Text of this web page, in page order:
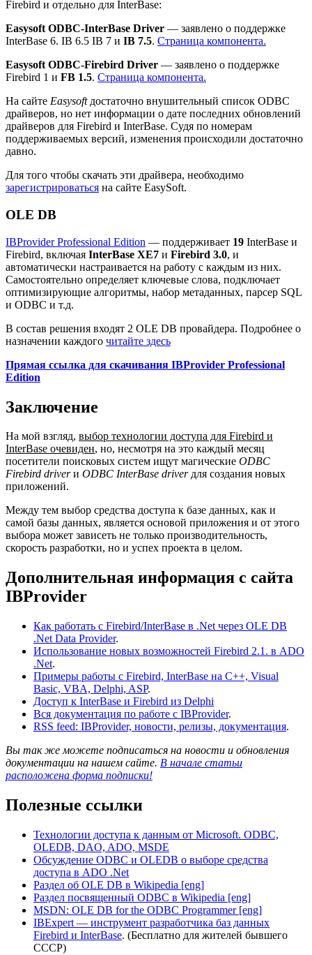
Firebird и отдельно для InterBase:
Easysoft ODBC-InterBase Driver — заявлено о поддержке
InterBase 6. IB 6.5 IB 7 и IB 7.5. Страница компонента.
Easysoft ODBC-Firebird Driver — заявлено о поддержке
Firebird 1 и FB 1.5. Страница компонента.
На сайте Easysoftдостаточно внушительный список ODBC
драйверов, но нет информации о дате последних обновлений
драйверов для Firebird и InterBase. Судя по номерам
поддерживаемых версий, изменения происходили достаточно
давно.
Для того чтобы скачать эти драйвера, необходимо
зарегистрироваться на сайте EasySoft.
OLE DB
IBProvider Professional Edition — поддерживает 19 InterBase и
Firebird, включая InterBase XE7 и Firebird 3.0, и
автоматически настраивается на работу с каждым из них.
Самостоятельно определяет ключевые слова, подключает
оптимизирующие алгоритмы, набор метаданных, парсер SQL
и ODBC и т.д.
В состав решения входят 2 OLE DB провайдера. Подробнее о
назначении каждого читайте здесь
Прямая ссылка для скачивания IBProvider Professional
Edition
Заключение
На мой взгляд, выбор технологии доступа для Firebird и
InterBase очевиден, но, несмотря на это каждый месяц
посетители поисковых систем ищут магические ODBC
Firebird driverи ODBC InterBase driverдля создания новых
приложений.
Между тем выбор средства доступа к базе данных, как и
самой базы данных, является основой приложения и от этого
выбора может зависеть не только производительность,
скорость разработки, но и успех проекта в целом.
Дополнительная информация с сайта
IBProvider
Как работать с Firebird/InterBase в .Net через OLE DB
.Net Data Provider.
Использование новых возможностей Firebird 2.1. в ADO
.Net.
Примеры работы с Firebird, InterBase на C++, Visual
Basic, VBA, Delphi, ASP.
Доступ к InterBase и Firebird из Delphi
Вся документация по работе с IBProvider.
RSS feed: IBProvider, новости, релизы, документация.
Вы так же можете подписаться на новости и обновления
документации на нашем сайте. В начале статьи
расположена форма подписки!
Полезные ссылки
Технологии доступа к данным от Microsoft. ODBC,
OLEDB, DAO, ADO, MSDE
Обсуждение ODBC и OLEDB о выборе средства
доступа в ADO .Net
Раздел об OLE DB в Wikipedia [eng]
Раздел посвященный ODBC в Wikipedia [eng]
MSDN: OLE DB for the ODBC Programmer [eng]
IBExpert — инструмент разработчика баз данных
Firebird и InterBase. (Бесплатно для жителей бывшего
СССР)